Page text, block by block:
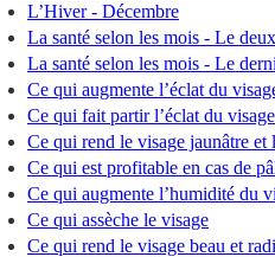
L’Hiver - Décembre
La santé selon les mois - Le
La santé selon les mois - Le
Ce qui augmente l’éclat du
Ce qui fait partir l’éclat du visage
Ce qui rend le visage jaunâtre et
Ce qui est profitable en cas de
Ce qui augmente l’humidité du
Ce qui assèche le visage
Ce qui rend le visage beau et